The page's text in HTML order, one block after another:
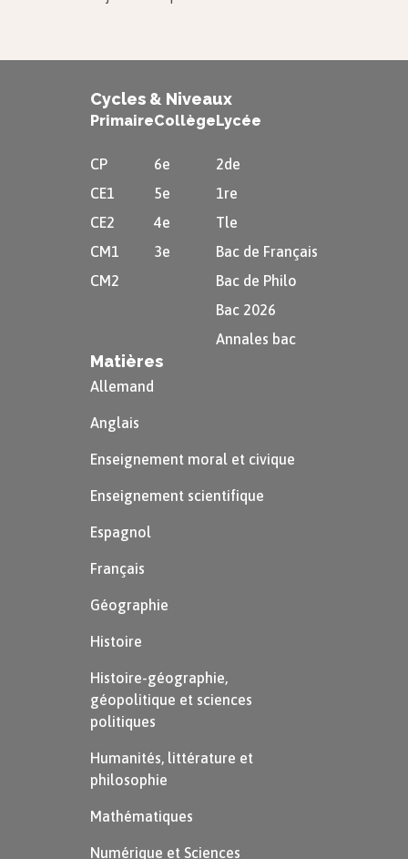
Cycles & Niveaux
Primaire
CP
CE1
CE2
CM1
CM2
Collège
6e
5e
4e
3e
Lycée
2de
1re
Tle
Bac de Français
Bac de Philo
Bac 2026
Annales bac
Matières
Allemand
Anglais
Enseignement moral et civique
Enseignement scientifique
Espagnol
Français
Géographie
Histoire
Histoire-géographie,
géopolitique et sciences
politiques
Humanités, littérature et
philosophie
Mathématiques
Numérique et Sciences